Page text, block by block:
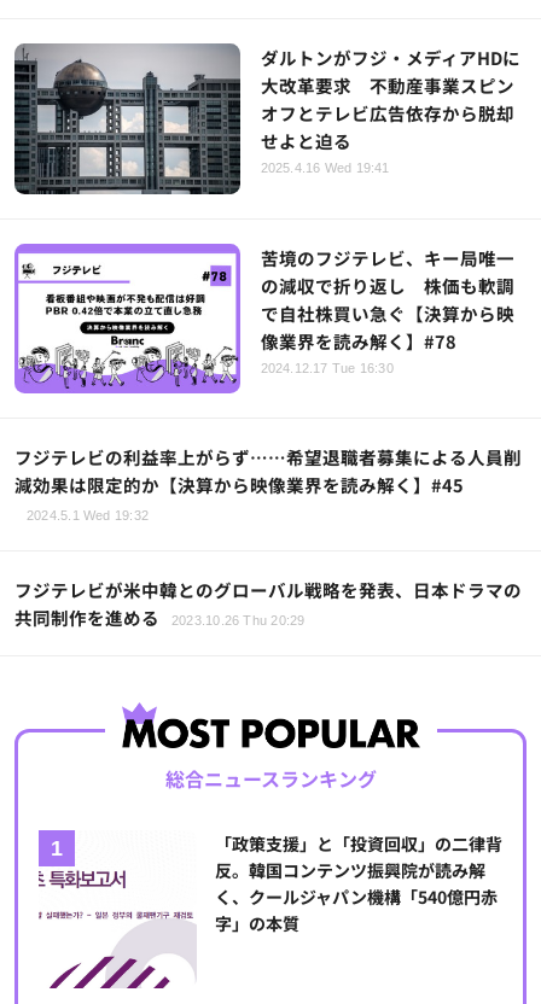
ダルトンがフジ・メディアHDに
大改革要求 不動産事業スピン
オフとテレビ広告依存から脱却
せよと迫る
2025.4.16 Wed 19:41
苦境のフジテレビ、キー局唯一
の減収で折り返し 株価も軟調
で自社株買い急ぐ【決算から映
像業界を読み解く】#78
2024.12.17 Tue 16:30
フジテレビの利益率上がらず……希望退職者募集による人員削
減効果は限定的か【決算から映像業界を読み解く】#45
2024.5.1 Wed 19:32
フジテレビが米中韓とのグローバル戦略を発表、日本ドラマの
共同制作を進める
2023.10.26 Thu 20:29
総合ニュースランキング
「政策支援」と「投資回収」の二律背
反。韓国コンテンツ振興院が読み解
く、クールジャパン機構「540億円赤
字」の本質